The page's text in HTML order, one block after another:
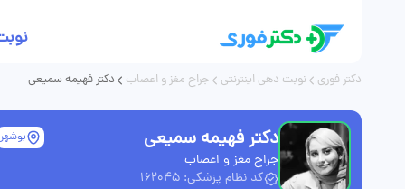
دکتر فوری نوبت دهی اینترنتی جراح مغز و اعصاب دکتر فهیمه سمیعی
دکتر فهیمه سمیعی
جراح مغز و اعصاب
کد نظام پزشکی: 162045
بوشهر